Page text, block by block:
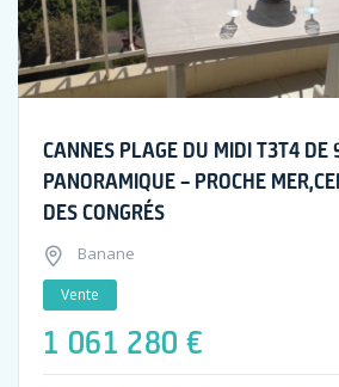
CANNES PLAGE DU MIDI T3T4 DE
PANORAMIQUE – PROCHE
DES CONGRÉS
Banane
Vente
1 061 280 €